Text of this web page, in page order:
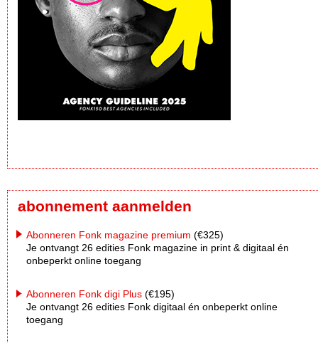
abonnement aanmelden
Abonneren Fonk magazine premium (€325)
Je ontvangt 26 edities Fonk magazine in print & digitaal én
onbeperkt online toegang
Abonneren Fonk digi Plus (€195)
Je ontvangt 26 edities Fonk digitaal én onbeperkt online
toegang